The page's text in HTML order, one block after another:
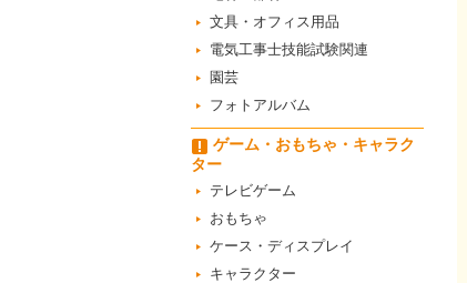
文具・オフィス用品
電気工事士技能試験関連
園芸
フォトアルバム
ゲーム・おもちゃ・キャラク
ター
テレビゲーム
おもちゃ
ケース・ディスプレイ
キャラクター